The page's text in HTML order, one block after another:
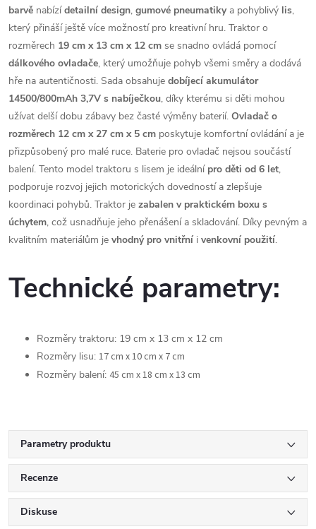
barvě nabízídetailní design, gumové pneumatikya pohyblivý lis,
který přináší ještě více možností pro kreativní hru. Traktor o
rozměrech 19 cm x 13 cm x 12 cm se snadno ovládá pomocí
dálkového ovladače, který umožňuje pohyb všemi směry a dodává
hře na autentičnosti. Sada obsahuje dobíjecí akumulátor
14500/800mAh 3,7V s nabíječkou, díky kterému si děti mohou
užívat delší dobu zábavy bez časté výměny baterií. Ovladač o
rozměrech 12 cm x 27 cm x 5 cm poskytuje komfortní ovládání a je
přizpůsobený pro malé ruce. Baterie pro ovladač nejsou součástí
balení. Tento model traktoru s lisem je ideální pro děti od 6 let,
podporuje rozvoj jejich motorických dovedností a zlepšuje
koordinaci pohybů. Traktor je zabalen v praktickém boxu s
úchytem, což usnadňuje jeho přenášení a skladování. Díky pevným a
kvalitním materiálům je vhodný pro vnitřní i venkovní použití.
Technické parametry:
Rozměry traktoru: 19 cm x 13 cm x 12 cm
Rozměry lisu: 17 cm x 10 cm x 7 cm
Rozměry balení: 45 cm x 18 cm x 13 cm
Parametry produktu
Recenze
Diskuse